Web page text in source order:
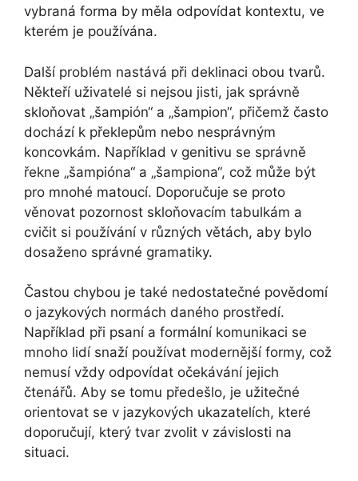
vybraná forma by měla odpovídat kontextu, ve
kterém je používána.
Další problém nastává při deklinaci obou tvarů.
Někteří uživatelé si nejsou jisti, jak správně
skloňovat „šampión“ a „šampion“, přičemž často
dochází k překlepům nebo nesprávným
koncovkám. Například v genitivu se správně
řekne „šampióna“ a „šampiona“, což může být
pro mnohé matoucí. Doporučuje se proto
věnovat pozornost skloňovacím tabulkám a
cvičit si používání v různých větách, aby bylo
dosaženo správné gramatiky.
Častou chybou je také nedostatečné povědomí
o jazykových normách daného prostředí.
Například při psaní a formální komunikaci se
mnoho lidí snaží používat modernější formy, což
nemusí vždy odpovídat očekávání jejich
čtenářů. Aby se tomu předešlo, je užitečné
orientovat se v jazykových ukazatelích, které
doporučují, který tvar zvolit v závislosti na
situaci.